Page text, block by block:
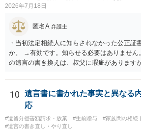
2026年7月18日
匿名A 弁護士
・当初法定相続人に知らされなかった公正証
か。 →有効です。知らせる必要はありません
の遺言の書き換えは、叔父に瑕疵がありま
ますか。 →本人が自由に決められますので、
です。客観的な基準もありません。 ・でき
することはできますか。 →分割を拒否すると
ないということでしょうか。遺言で、受取を
と拒否することはできます。理由を説明する
10
遺言書に書かれた事実と異なる
応
#遺留分侵害額請求・放棄 #生前贈与
#家族間の相続
#遺言の書き直し・やり直し